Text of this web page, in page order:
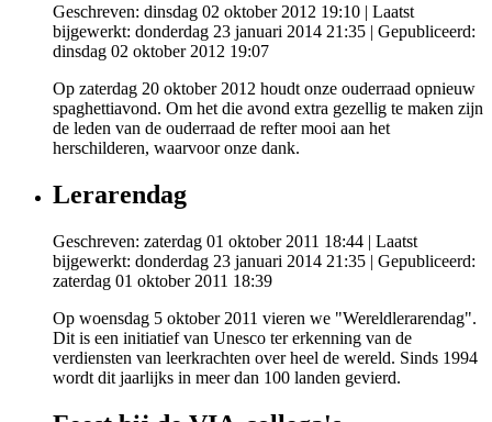
Geschreven: dinsdag 02 oktober 2012 19:10 | Laatst
bijgewerkt: donderdag 23 januari 2014 21:35 | Gepubliceerd:
dinsdag 02 oktober 2012 19:07
Op zaterdag 20 oktober 2012 houdt onze ouderraad opnieuw
spaghettiavond. Om het die avond extra gezellig te maken zijn
de leden van de ouderraad de refter mooi aan het
herschilderen, waarvoor onze dank.
Lerarendag
Geschreven: zaterdag 01 oktober 2011 18:44 | Laatst
bijgewerkt: donderdag 23 januari 2014 21:35 | Gepubliceerd:
zaterdag 01 oktober 2011 18:39
Op woensdag 5 oktober 2011 vieren we "Wereldlerarendag".
Dit is een initiatief van Unesco ter erkenning van de
verdiensten van leerkrachten over heel de wereld. Sinds 1994
wordt dit jaarlijks in meer dan 100 landen gevierd.